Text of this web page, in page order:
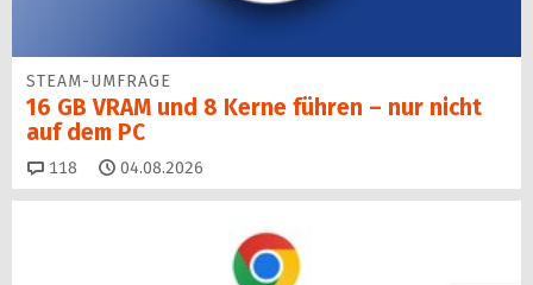
STEAM-UMFRAGE
16 GB VRAM und 8 Kerne führen – nur nicht
auf dem PC
118 Kommentare
04.08.2026